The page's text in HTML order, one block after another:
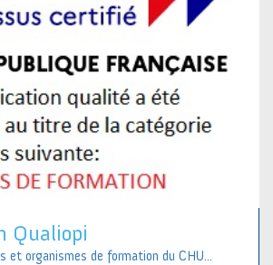
Qualiopi
et organismes de formation du CHU...